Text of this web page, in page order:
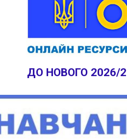
ДО НОВОГО 2026/